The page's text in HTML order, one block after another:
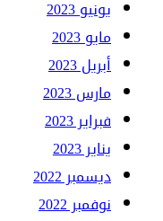
يونيو 2023
مايو 2023
أبريل 2023
مارس 2023
فبراير 2023
يناير 2023
ديسمبر 2022
نوفمبر 2022